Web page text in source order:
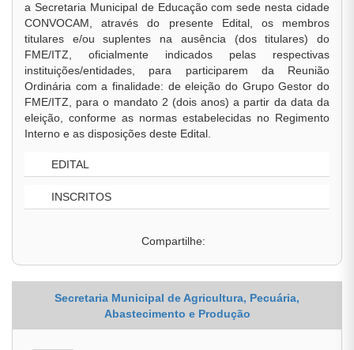
a Secretaria Municipal de Educação com sede nesta cidade
CONVOCAM, através do presente Edital, os membros
titulares e/ou suplentes na ausência (dos titulares) do
FME/ITZ, oficialmente indicados pelas respectivas
instituições/entidades, para participarem da Reunião
Ordinária com a finalidade: de eleição do Grupo Gestor do
FME/ITZ, para o mandato 2 (dois anos) a partir da data da
eleição, conforme as normas estabelecidas no Regimento
Interno e as disposições deste Edital.
EDITAL
INSCRITOS
Compartilhe:
Secretaria Municipal de Agricultura, Pecuária,
Abastecimento e Produção